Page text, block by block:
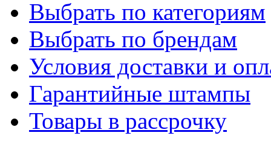
Выбрать по категориям
Выбрать по брендам
Условия доставки и
Гарантийные штампы
Товары в рассрочку